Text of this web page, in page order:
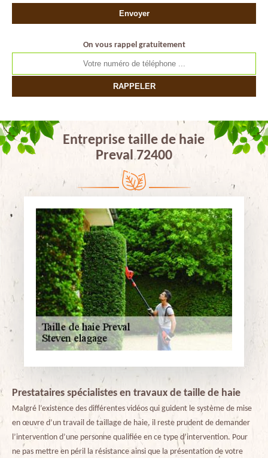
On vous rappel gratuitement
Entreprise taille de haie
Preval 72400
Prestataires spécialistes en travaux de taille de haie
Malgré l’existence des différentes vidéos qui guident le système de mise
en œuvre d’un travail de taillage de haie, il reste prudent de demander
l’intervention d’une personne qualifiée en ce type d’intervention. Pour
ne pas mettre en péril la résistance ainsi que la présentation de votre